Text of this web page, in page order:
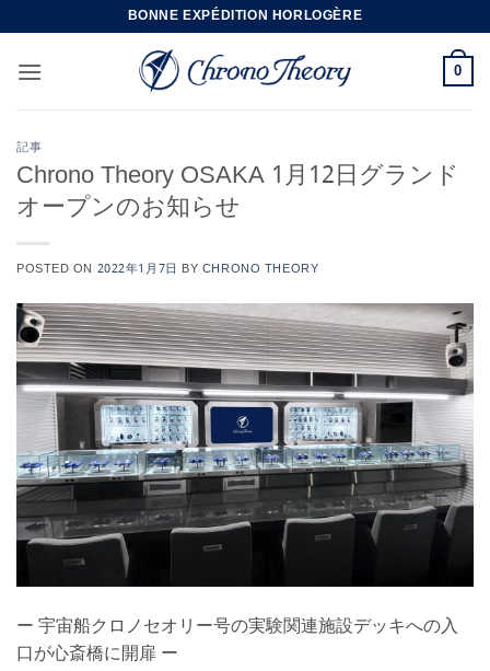
to
content
BONNE EXPÉDITION HORLOGÈRE
0
記事
Chrono Theory OSAKA 1月12日グランド
オープンのお知らせ
POSTED ON 2022年1月7日 BY CHRONO THEORY
ー 宇宙船クロノセオリー号の実験関連施設デッキへの入
口が心斎橋に開扉 ー